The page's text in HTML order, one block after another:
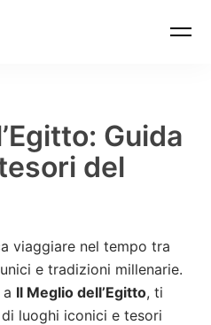
Guida
del
viaggiare nel tempo tra
e tradizioni millenarie.
Il Meglio dell’Egitto, ti
luoghi iconici e tesori